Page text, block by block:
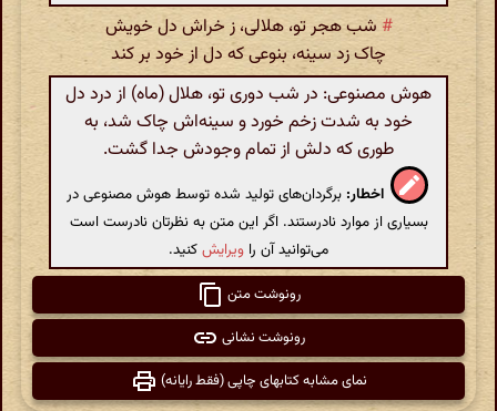
# شب هجر تو، هلالی، ز خراش دل خویش
چاک زد سینه، بنوعی که دل از خود بر کند
هوش مصنوعی: در شب دوری تو، هلال (ماه) از درد دل
خود به شدت زخم خورد و سینه‌اش چاک شد، به
طوری که دلش از تمام وجودش جدا گشت.
اخطار: برگردان‌های تولید شده توسط هوش مصنوعی در
بسیاری از موارد نادرستند. اگر این متن به نظرتان نادرست است
می‌توانید آن را ویرایشکنید.
رونوشت متن
رونوشت نشانی
نمای مشابه کتابهای چاپی (فقط رایانه)